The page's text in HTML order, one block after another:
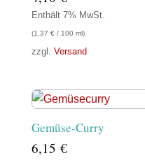
Enthält 7% MwSt.
(1,37 €/ 100 ml)
zzgl. Versand
Gemüse-Curry
6,15 €